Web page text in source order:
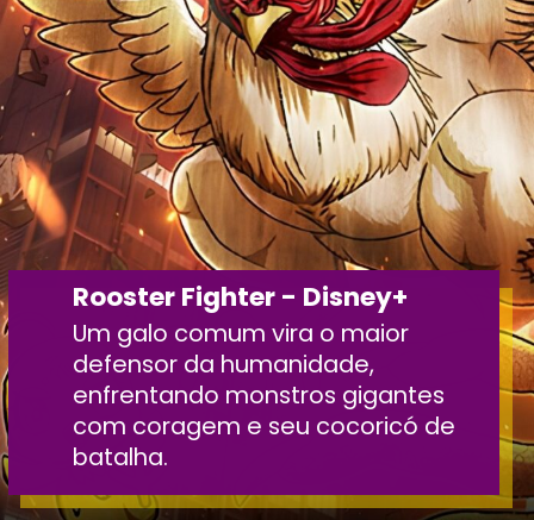
Rooster Fighter - Disney+
Um galo comum vira o maior
defensor da humanidade,
enfrentando monstros gigantes
com coragem e seu cocoricó de
batalha.